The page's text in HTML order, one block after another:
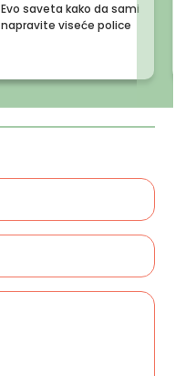
Evo saveta kako da sami
napravite viseće police